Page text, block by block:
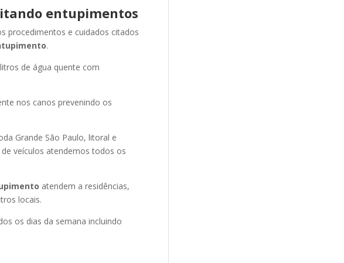
entupimentos
procedimentos e cuidados citados
.
de água quente com
nos canos prevenindo os
Grande São Paulo, litoral e
veículos atendemos todos os
atendem a residências,
locais.
os dias da semana incluindo